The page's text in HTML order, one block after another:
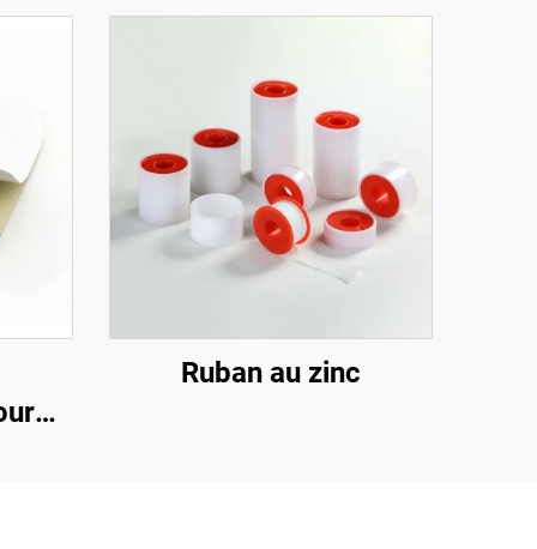
Ruban au zinc